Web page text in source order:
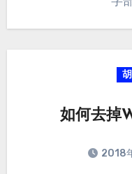
如何去掉
2018